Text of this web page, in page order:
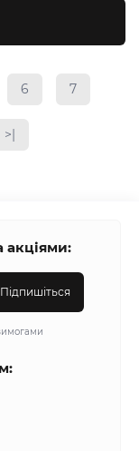
6 7
>|
акціями:
Підпишіться